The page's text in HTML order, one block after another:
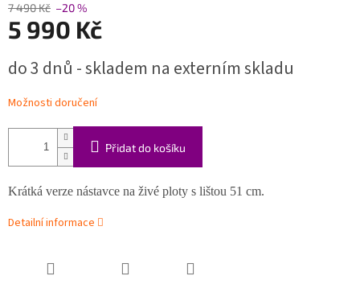
7 490 Kč –20 %
5 990 Kč
cena:
do 3 dnů - skladem na externím skladu
Možnosti doručení
Přidat do košíku
Krátká verze nástavce na živé ploty s lištou 51 cm.
Detailní informace